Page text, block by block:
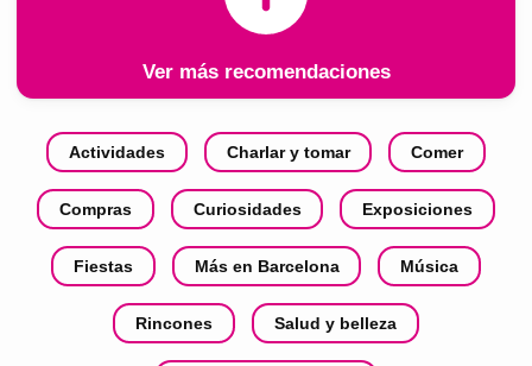
Ver más recomendaciones
Actividades Charlar y tomar Comer
Compras Curiosidades Exposiciones
Fiestas Más en Barcelona Música
Rincones Salud y belleza